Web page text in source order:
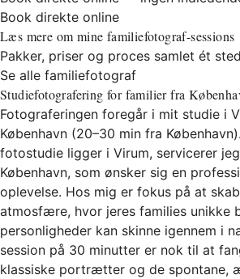
Book direkte online
Læs mere om mine familiefotograf-sessions
Pakker, priser og proces samlet ét
Se alle familiefotograf
Studiefotografering for familier fra
Fotograferingen foregår i mit studie i
København (20–30 min fra
fotostudie ligger i Virum, servicerer
København, som ønsker sig en
oplevelse. Hos mig er fokus på at
atmosfære, hvor jeres families unikke
personligheder kan skinne igennem i
session på 30 minutter er nok til at
klassiske portrætter og de spontane,